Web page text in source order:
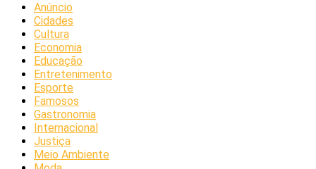
Anúncio
Cidades
Cultura
Economia
Educação
Entretenimento
Esporte
Famosos
Gastronomia
Internacional
Justiça
Meio Ambiente